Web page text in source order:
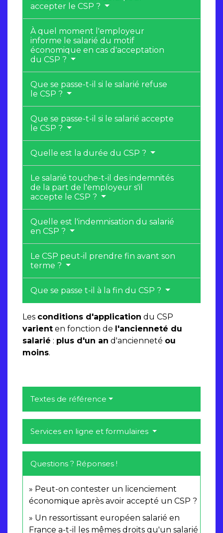
accepter le CSP ?
À quel moment l'employeur
informe le salarié du motif
économique en cas d'acceptation
du CSP ?
Que se passe-t-il si le salarié refuse
le CSP ?
Que se passe-t-il si le salarié accepte
le CSP ?
Quelle est la durée du CSP ?
Le salarié touche-t-il des indemnités
de la part de l'employeur s'il
accepte le CSP ?
Quelle est l'indemnisation du salarié
en CSP ?
Le CSP peut-il prendre fin avant son
terme ?
Que se passe t-il à la fin du CSP ?
Les conditions d'application du CSP
varient en fonction de l'ancienneté du
salarié : plus d'un an d'ancienneté ou
moins.
Textes de référence
Services en ligne et formulaires
Questions ? Réponses !
Peut-on contester un licenciement
économique après avoir accepté un CSP ?
Un ressortissant européen salarié en
France a-t-il les mêmes droits qu'un salarié